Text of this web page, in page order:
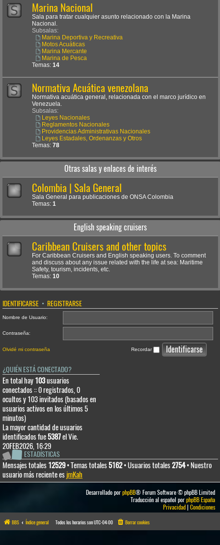
Marina Nacional
Sala para tratar cualquier asunto relacionado con la Marina
Nacional.
Subsalas:
Marina Deportiva y Recreativa
Motos Acuáticas
Marina Mercante
Marina de Pesca
Temas: 14
Normativa Acuática venezolana
Normativa acuática general, relacionada con el marco jurídico en
Venezuela.
Subsalas:
Leyes Nacionales
Reglamentos Nacionales
Providencias Administrativas Nacionales
Leyes Estadales, Ordenanzas y Otros
Temas: 78
Otras salas y enlaces de interés
Colombia | Sala General
Sala General para publicaciones de ONSA Colombia
Temas: 1
English speaking cruisers
Caribbean Cruisers and other topics
For Caribbean Cruisers and English speaking users. To comment
and discuss about any issue related with the life at sea: Maritime
Safety, tourism, incidents, etc.
Temas: 10
IDENTIFICARSE • REGISTRARSE
Nombre de Usuario:
Contraseña:
Olvidé mi contraseña Recordar
¿QUIÉN ESTÁ CONECTADO?
En total hay 103usuarios
conectados :: 0 registrados, 0
ocultos y 103 invitados (basados en
usuarios activos en los últimos 5
minutos)
La mayor cantidad de usuarios
identificados fue5387el Vie.
20FEB2026, 16:29
ESTADÍSTICAS
Mensajes totales 12529• Temas totales5162• Usuarios totales2754• Nuestro
usuario más reciente es jmKah
Desarrollado porphpBB® Forum Software © phpBB Limited
Traducción al español porphpBB España
Privacidad| Condiciones
BBS Índice general Todos los horarios sonUTC-04:00 Borrar cookies